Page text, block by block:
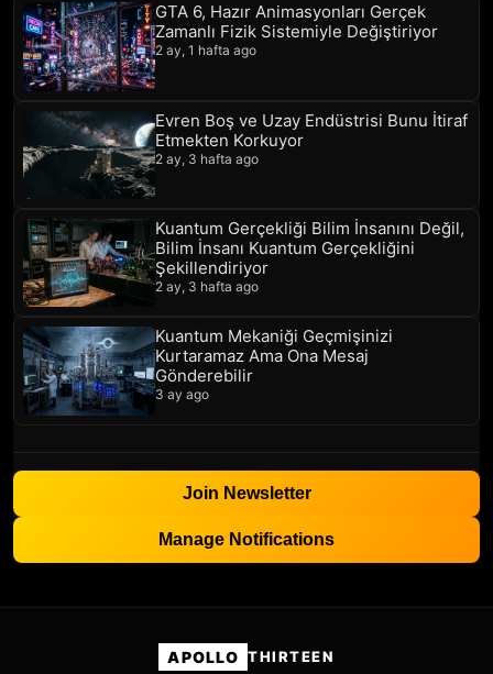
GTA 6, Hazır Animasyonları Gerçek
Zamanlı Fizik Sistemiyle Değiştiriyor
2 ay, 1 hafta ago
Evren Boş ve Uzay Endüstrisi Bunu İtiraf
Etmekten Korkuyor
2 ay, 3 hafta ago
Kuantum Gerçekliği Bilim İnsanını Değil,
Bilim İnsanı Kuantum Gerçekliğini
Şekillendiriyor
2 ay, 3 hafta ago
Kuantum Mekaniği Geçmişinizi
Kurtaramaz Ama Ona Mesaj
Gönderebilir
3 ay ago
Join Newsletter
Manage Notifications
APOLLO THIRTEEN